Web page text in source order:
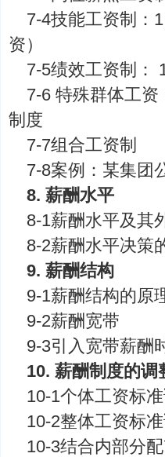
7-4技能工资制：
资）
7-5绩效工资制：
7-6 特殊群体工
制度
7-7组合工资制
7-8案例：某集团
8. 薪酬水平
8-1薪酬水平及其
8-2薪酬水平决策
9. 薪酬结构
9-1薪酬结构的原
9-2薪酬宽带
9-3引入宽带薪酬
10. 薪酬制度的调
10-1个体工资标
10-2整体工资标
10-3结合内部分